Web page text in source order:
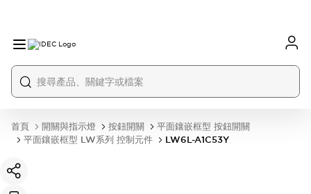
首頁 開關與指示燈 按鈕開關
平面鑲嵌框型 按鈕開關
平面鑲嵌框型 LW系列 控制元件
LW6L-A1C53Y